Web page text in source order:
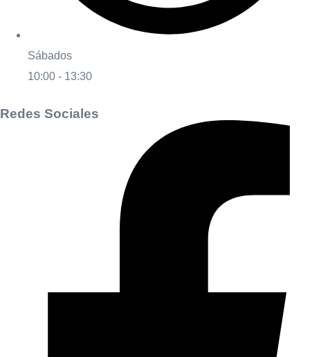
Sábados
10:00 - 13:30
Redes Sociales